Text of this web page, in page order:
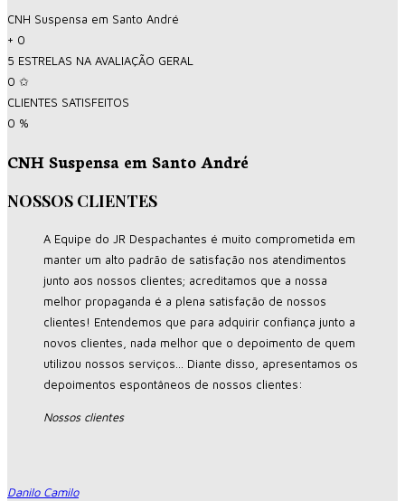
CNH Suspensa em Santo André
+ 0
5 ESTRELAS NA AVALIAÇÃO GERAL
0 ✩
CLIENTES SATISFEITOS
0 %
CNH Suspensa em Santo André
NOSSOS CLIENTES
A Equipe do JR Despachantes é muito comprometida em
manter um alto padrão de satisfação nos atendimentos
junto aos nossos clientes; acreditamos que a nossa
melhor propaganda é a plena satisfação de nossos
clientes! Entendemos que para adquirir confiança junto a
novos clientes, nada melhor que o depoimento de quem
utilizou nossos serviços... Diante disso, apresentamos os
depoimentos espontâneos de nossos clientes:
Nossos clientes
Danilo Camilo